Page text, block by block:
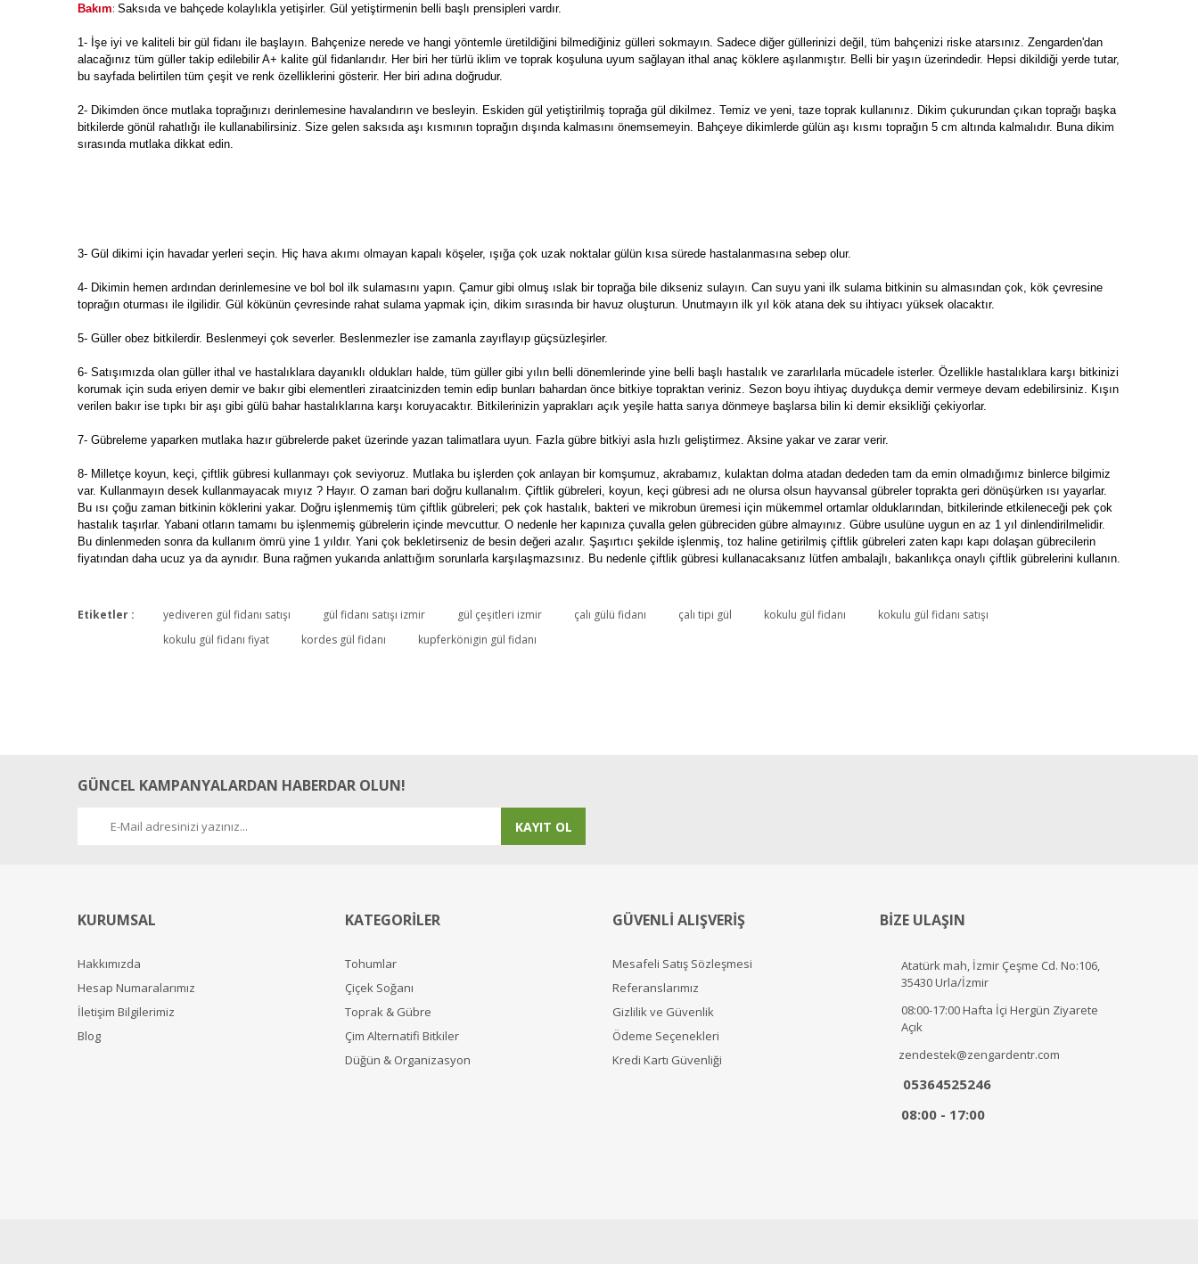
Bakım: Saksıda ve bahçede kolaylıkla yetişirler. Gül yetiştirmenin belli başlı prensipleri vardır.
1- İşe iyi ve kaliteli bir gül fidanı ile başlayın. Bahçenize nerede ve hangi yöntemle üretildiğini bilmediğiniz gülleri sokmayın. Sadece diğer güllerinizi değil, tüm bahçenizi riske atarsınız. Zengarden'dan
alacağınız tüm güller takip edilebilir A+ kalite gül fidanlarıdır. Her biri her türlü iklim ve toprak koşuluna uyum sağlayan ithal anaç köklere aşılanmıştır. Belli bir yaşın üzerindedir. Hepsi dikildiği yerde tutar,
bu sayfada belirtilen tüm çeşit ve renk özelliklerini gösterir. Her biri adına doğrudur.
2- Dikimden önce mutlaka toprağınızı derinlemesine havalandırın ve besleyin. Eskiden gül yetiştirilmiş toprağa gül dikilmez. Temiz ve yeni, taze toprak kullanınız. Dikim çukurundan çıkan toprağı başka
bitkilerde gönül rahatlığı ile kullanabilirsiniz. Size gelen saksıda aşı kısmının toprağın dışında kalmasını önemsemeyin. Bahçeye dikimlerde gülün aşı kısmı toprağın 5 cm altında kalmalıdır. Buna dikim
sırasında mutlaka dikkat edin.
3- Gül dikimi için havadar yerleri seçin. Hiç hava akımı olmayan kapalı köşeler, ışığa çok uzak noktalar gülün kısa sürede hastalanmasına sebep olur.
4- Dikimin hemen ardından derinlemesine ve bol bol ilk sulamasını yapın. Çamur gibi olmuş ıslak bir toprağa bile dikseniz sulayın. Can suyu yani ilk sulama bitkinin su almasından çok, kök çevresine
toprağın oturması ile ilgilidir. Gül kökünün çevresinde rahat sulama yapmak için, dikim sırasında bir havuz oluşturun. Unutmayın ilk yıl kök atana dek su ihtiyacı yüksek olacaktır.
5- Güller obez bitkilerdir. Beslenmeyi çok severler. Beslenmezler ise zamanla zayıflayıp güçsüzleşirler.
6- Satışımızda olan güller ithal ve hastalıklara dayanıklı oldukları halde, tüm güller gibi yılın belli dönemlerinde yine belli başlı hastalık ve zararlılarla mücadele isterler. Özellikle hastalıklara karşı bitkinizi
korumak için suda eriyen demir ve bakır gibi elementleri ziraatcinizden temin edip bunları bahardan önce bitkiye topraktan veriniz. Sezon boyu ihtiyaç duydukça demir vermeye devam edebilirsiniz. Kışın
verilen bakır ise tıpkı bir aşı gibi gülü bahar hastalıklarına karşı koruyacaktır. Bitkilerinizin yaprakları açık yeşile hatta sarıya dönmeye başlarsa bilin ki demir eksikliği çekiyorlar.
7- Gübreleme yaparken mutlaka hazır gübrelerde paket üzerinde yazan talimatlara uyun. Fazla gübre bitkiyi asla hızlı geliştirmez. Aksine yakar ve zarar verir.
8- Milletçe koyun, keçi, çiftlik gübresi kullanmayı çok seviyoruz. Mutlaka bu işlerden çok anlayan bir komşumuz, akrabamız, kulaktan dolma atadan dededen tam da emin olmadığımız binlerce bilgimiz
var. Kullanmayın desek kullanmayacak mıyız ? Hayır. O zaman bari doğru kullanalım. Çiftlik gübreleri, koyun, keçi gübresi adı ne olursa olsun hayvansal gübreler toprakta geri dönüşürken ısı yayarlar.
Bu ısı çoğu zaman bitkinin köklerini yakar. Doğru işlenmemiş tüm çiftlik gübreleri; pek çok hastalık, bakteri ve mikrobun üremesi için mükemmel ortamlar olduklarından, bitkilerinde etkileneceği pek çok
hastalık taşırlar. Yabani otların tamamı bu işlenmemiş gübrelerin içinde mevcuttur. O nedenle her kapınıza çuvalla gelen gübreciden gübre almayınız. Gübre usulüne uygun en az 1 yıl dinlendirilmelidir.
Bu dinlenmeden sonra da kullanım ömrü yine 1 yıldır. Yani çok bekletirseniz de besin değeri azalır. Şaşırtıcı şekilde işlenmiş, toz haline getirilmiş çiftlik gübreleri zaten kapı kapı dolaşan gübrecilerin
fiyatından daha ucuz ya da aynıdır. Buna rağmen yukarıda anlattığım sorunlarla karşılaşmazsınız. Bu nedenle çiftlik gübresi kullanacaksanız lütfen ambalajlı, bakanlıkça onaylı çiftlik gübrelerini kullanın.
Bu ürüne ilk yorumu siz yapın!
Etiketler : yediveren gül fidanı satışı gül fidanı satışı izmir gül çeşitleri izmir çalı gülü fidanı çalı tipi gül kokulu gül fidanı
kokulu gül fidanı satışı
kokulu gül fidanı fiyat
kordes gül fidanı kupferkönigin gül fidanı
GÜNCEL KAMPANYALARDAN HABERDAR OLUN!
KAYIT OL
KURUMSAL
Hakkımızda
Hesap Numaralarımız
İletişim Bilgilerimiz
Blog
KATEGORİLER
Tohumlar
Çiçek Soğanı
Toprak & Gübre
Çim Alternatifi Bitkiler
Düğün & Organizasyon
GÜVENLİ ALIŞVERİŞ
Mesafeli Satış Sözleşmesi
Referanslarımız
Gizlilik ve Güvenlik
Ödeme Seçenekleri
Kredi Kartı Güvenliği
BİZE ULAŞIN
Atatürk mah, İzmir Çeşme Cd. No:106,
35430 Urla/İzmir
08:00-17:00 Hafta İçi Hergün Ziyarete
Açık
zendestek@zengardentr.com
05364525246
08:00 - 17:00